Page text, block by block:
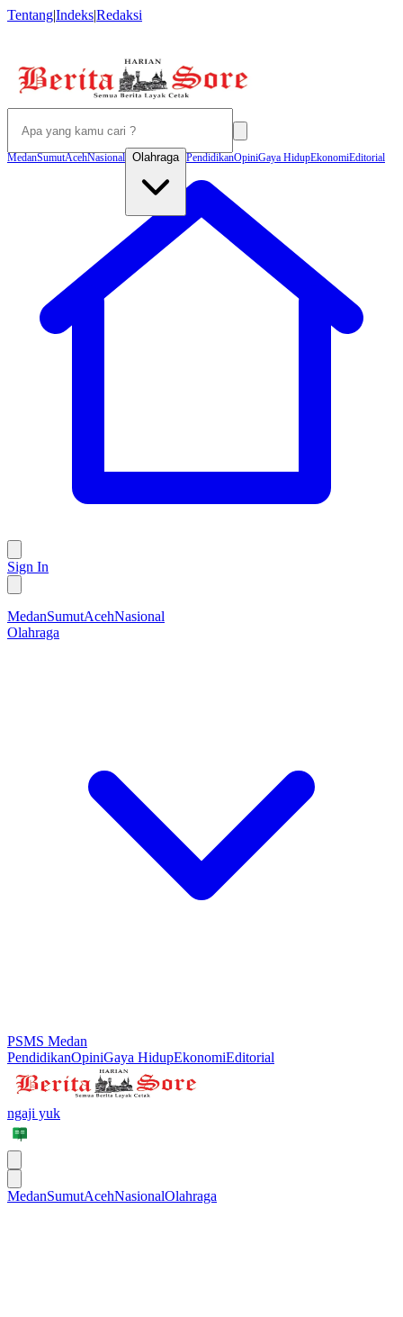
Tentang|Indeks|Redaksi
MedanSumutAcehNasional Olahraga PendidikanOpiniGaya HidupEkonomiEditorial
Sign In
MedanSumutAcehNasional
Olahraga
PSMS Medan
PendidikanOpiniGaya HidupEkonomiEditorial
ngaji yuk
MedanSumutAcehNasionalOlahraga